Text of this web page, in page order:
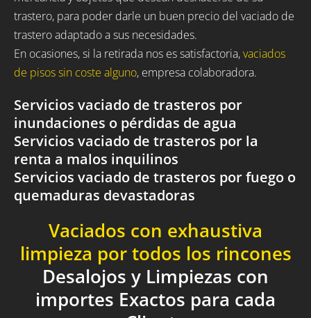
trastero, para poder darle un buen precio del vaciado de
trastero adaptado a sus necesidades.
En ocasiones, si la retirada nos es satisfactoria,vaciados
de pisos sin coste alguno, empresa colaboradora.
Servicios vaciado de trasteros por
inundaciones o pérdidas de agua
Servicios vaciado de trasteros por la
renta a malos inquilinos
Servicios vaciado de trasteros por fuego o
quemaduras devastadoras
Vaciados con exhaustiva
limpieza por todos los rincones
Desalojos y Limpiezas con
importes Exactos para cada